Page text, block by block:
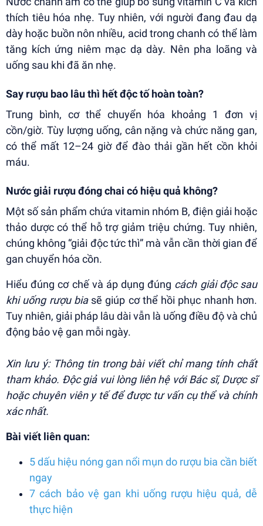
thích tiêu hóa nhẹ. Tuy nhiên, với người đang đau dạ
dày hoặc buồn nôn nhiều, acid trong chanh có thể làm
tăng kích ứng niêm mạc dạ dày. Nên pha loãng và
uống sau khi đã ăn nhẹ.
Say rượu bao lâu thì hết độc tố hoàn toàn?
Trung bình, cơ thể chuyển hóa khoảng 1 đơn vị
cồn/giờ. Tùy lượng uống, cân nặng và chức năng gan,
có thể mất 12–24 giờ để đào thải gần hết cồn khỏi
máu.
Nước giải rượu đóng chai có hiệu quả không?
Một số sản phẩm chứa vitamin nhóm B, điện giải hoặc
thảo dược có thể hỗ trợ giảm triệu chứng. Tuy nhiên,
chúng không “giải độc tức thì” mà vẫn cần thời gian để
gan chuyển hóa cồn.
Hiểu đúng cơ chế và áp dụng đúng cách giải độc sau
khi uống rượu biasẽ giúp cơ thể hồi phục nhanh hơn.
Tuy nhiên, giải pháp lâu dài vẫn là uống điều độ và chủ
động bảo vệ gan mỗi ngày.
Xin lưu ý: Thông tin trong bài viết chỉ mang tính chất
tham khảo. Độc giả vui lòng liên hệ với Bác sĩ, Dược sĩ
hoặc chuyên viên y tế để được tư vấn cụ thể và chính
xác nhất.
Bài viết liên quan:
5 dấu hiệu nóng gan nổi mụn do rượu bia cần biết
ngay
7 cách bảo vệ gan khi uống rượu hiệu quả, dễ
thực hiện